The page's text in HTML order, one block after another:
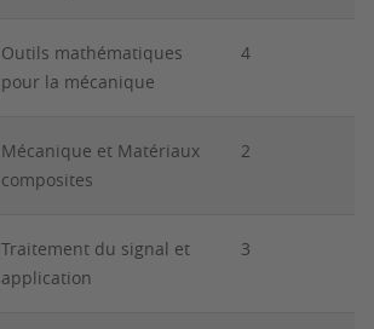
Outils mathématiques
pour la mécanique
4
Mécanique et Matériaux
composites
2
Traitement du signal et
application
3